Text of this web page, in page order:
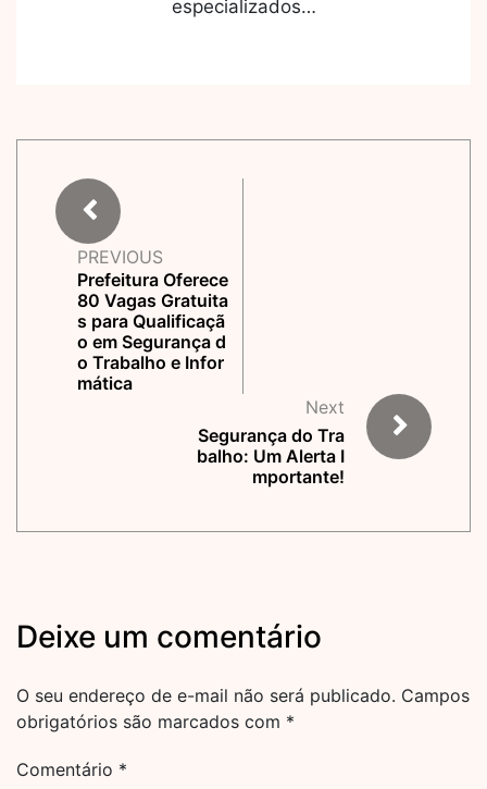
especializados…
PREVIOUS
Prefeitura Oferece
80 Vagas Gratuita
s para Qualificaçã
o em Segurança d
o Trabalho e Infor
mática
Next
Segurança do Tra
balho: Um Alerta I
mportante!
Deixe um comentário
O seu endereço de e-mail não será publicado. Campos
obrigatórios são marcados com *
Comentário *